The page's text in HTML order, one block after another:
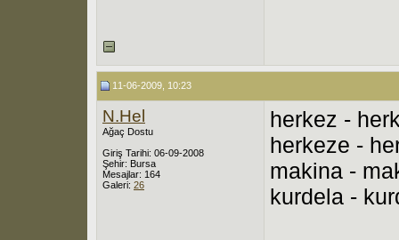
11-06-2009, 10:23
N.Hel
Ağaç Dostu
Giriş Tarihi: 06-09-2008
Şehir: Bursa
Mesajlar: 164
Galeri: 26
herkez -
herkeze -
makina -
kurdela -